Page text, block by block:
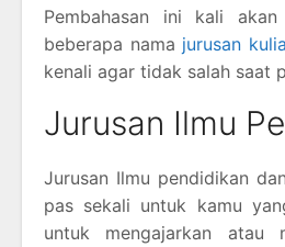
Pembahasan ini kali
beberapa nama jurusan
kenali agar tidak salah saat
Jurusan Ilmu
Jurusan Ilmu pendidikan
pas sekali untuk kamu
untuk mengajarkan atau